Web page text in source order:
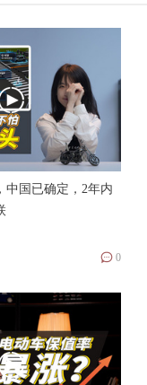
中国已确定，2年内
0